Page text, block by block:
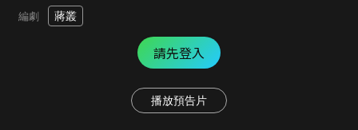
編劇 蔣叢
請先登入
播放預告片